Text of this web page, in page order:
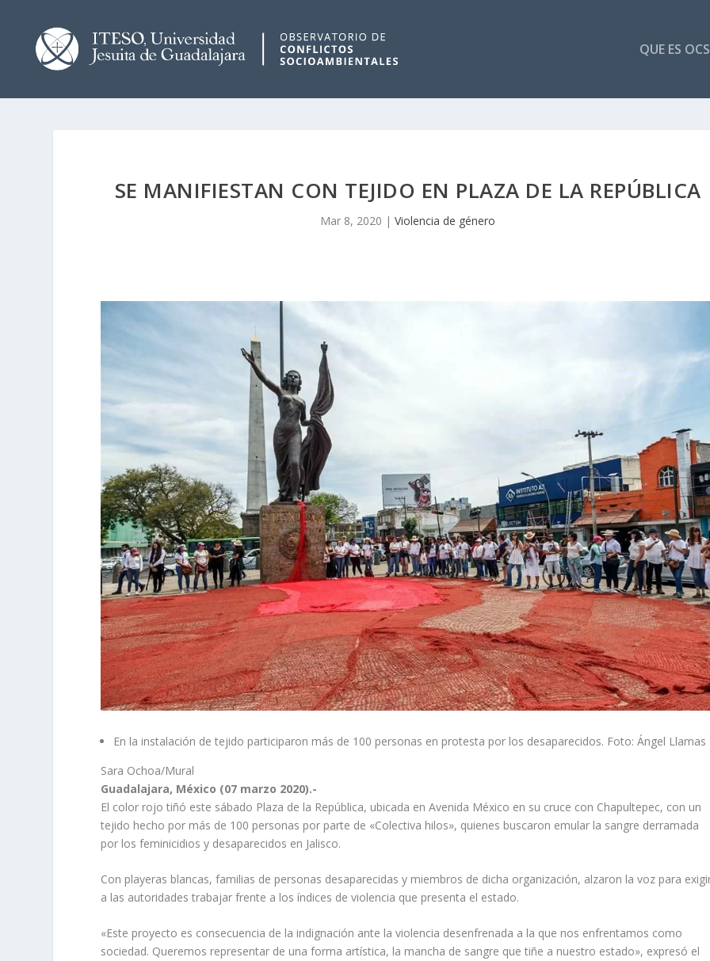
QUE ES
SE MANIFIESTAN CON TEJIDO EN PLAZA DE LA REPÚBLICA
Mar 8, 2020 |Violencia de género
En la instalación de tejido participaron más de 100 personas en protesta por los desaparecidos. Foto: Ángel Llamas
Sara Ochoa/Mural
Guadalajara, México (07 marzo 2020).-
El color rojo tiñó este sábado Plaza de la República, ubicada en Avenida México en su cruce con Chapultepec, con un
tejido hecho por más de 100 personas por parte de «Colectiva hilos», quienes buscaron emular la sangre derramada
por los feminicidios y desaparecidos en Jalisco.
Con playeras blancas, familias de personas desaparecidas y miembros de dicha organización, alzaron la voz para
a las autoridades trabajar frente a los índices de violencia que presenta el estado.
«Este proyecto es consecuencia de la indignación ante la violencia desenfrenada a la que nos enfrentamos como
sociedad. Queremos representar de una forma artística, la mancha de sangre que tiñe a nuestro estado», expresó el